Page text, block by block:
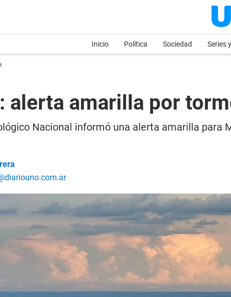
Inicio Política Sociedad Series
alerta amarilla por
Nacional informó una alerta amarilla para